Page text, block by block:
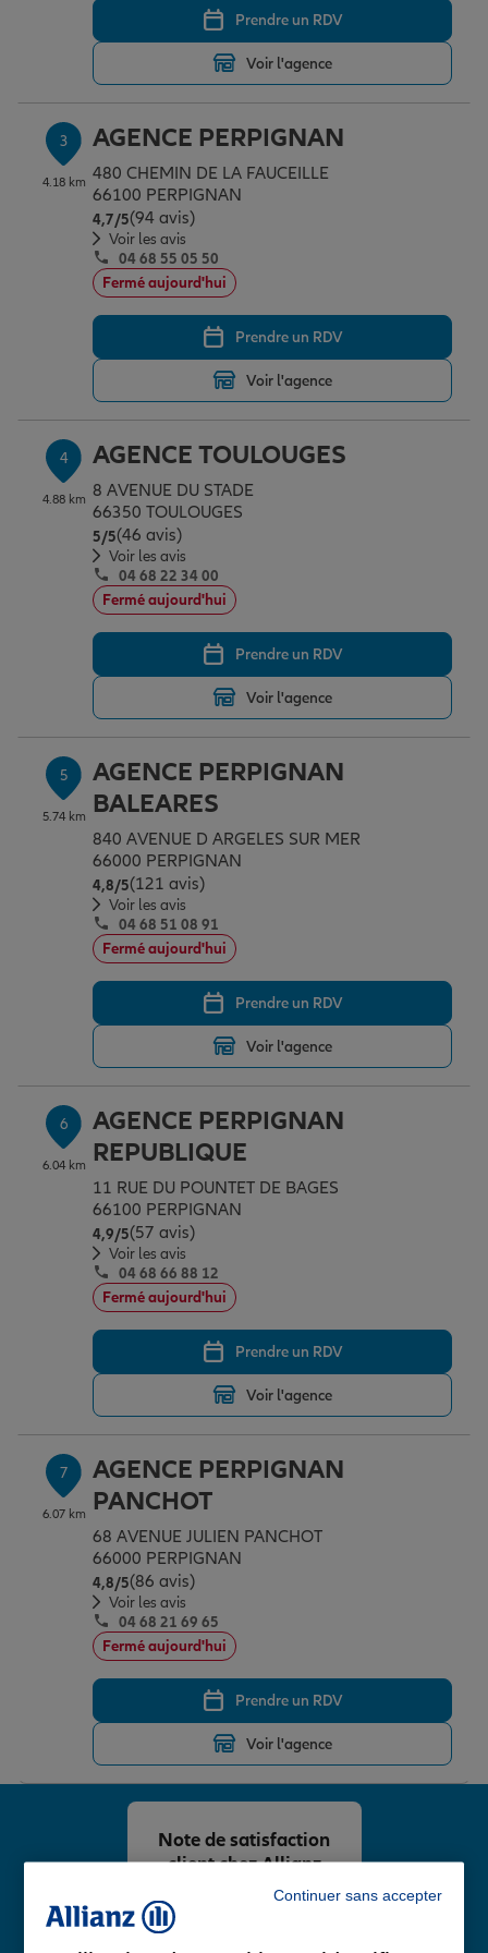
Garantie des accidents de la vie
Assurance scolaire
Protection juridique
Tous nos devis d'assurance
Prendre un RDV
Voir l'agence
3
4.18 km
AGENCE PERPIGNAN
480 CHEMIN DE LA FAUCEILLE
66100 PERPIGNAN
4,7/5Note de 4.7 sur 5
(94 avis)
Voir les avis
04 68 55 05 50
Fermé aujourd'hui
Prendre un RDV
Voir l'agence
4
4.88 km
AGENCE TOULOUGES
8 AVENUE DU STADE
66350 TOULOUGES
5/5Note de 5 sur 5
(46 avis)
Voir les avis
04 68 22 34 00
Fermé aujourd'hui
Prendre un RDV
Voir l'agence
5
5.74 km
AGENCE PERPIGNAN
BALEARES
840 AVENUE D ARGELES SUR MER
66000 PERPIGNAN
4,8/5Note de 4.8 sur 5
(121 avis)
Voir les avis
04 68 51 08 91
Fermé aujourd'hui
Prendre un RDV
Voir l'agence
6
6.04 km
AGENCE PERPIGNAN
REPUBLIQUE
11 RUE DU POUNTET DE BAGES
66100 PERPIGNAN
4,9/5Note de 4.9 sur 5
(57 avis)
Voir les avis
04 68 66 88 12
Fermé aujourd'hui
Prendre un RDV
Voir l'agence
7
6.07 km
AGENCE PERPIGNAN
PANCHOT
68 AVENUE JULIEN PANCHOT
66000 PERPIGNAN
4,8/5Note de 4.8 sur 5
(86 avis)
Voir les avis
04 68 21 69 65
Fermé aujourd'hui
Prendre un RDV
Voir l'agence
/5
Avis Google
Note de satisfaction
client chez Allianz
Continuer sans accepter